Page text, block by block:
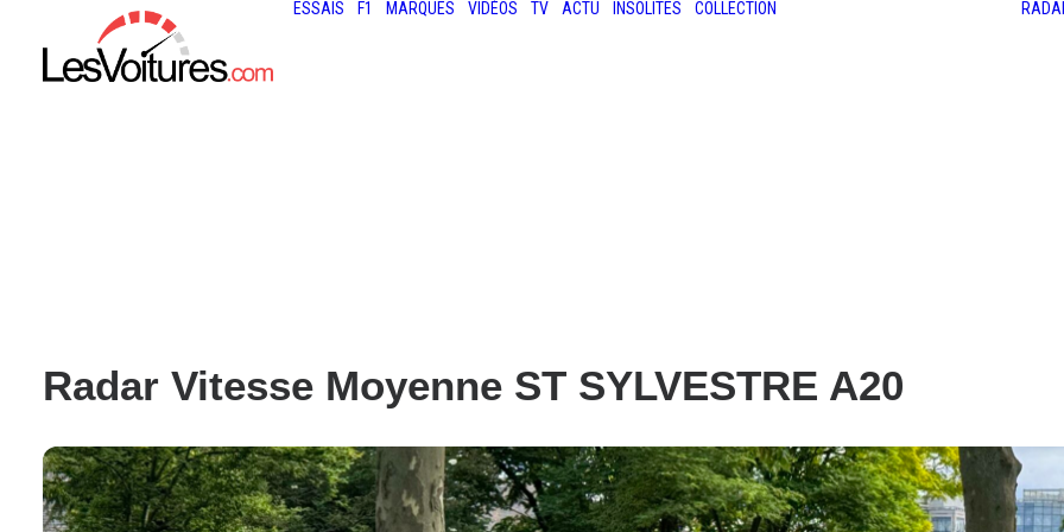
ESSAIS F1 MARQUES VIDÉOS TV ACTU INSOLITES COLLECTION
Radar Vitesse Moyenne ST SYLVESTRE A20